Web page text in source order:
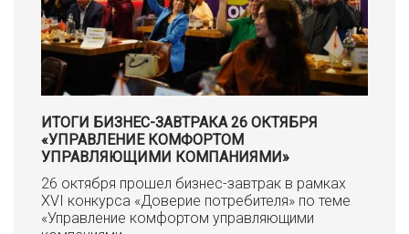
ИТОГИ БИЗНЕС-ЗАВТРАКА 26 ОКТЯБРЯ
«УПРАВЛЕНИЕ КОМФОРТОМ
УПРАВЛЯЮЩИМИ КОМПАНИЯМИ»
26 октября прошел бизнес-завтрак в рамках
XVI конкурса «Доверие потребителя» по теме
«Управление комфортом управляющими